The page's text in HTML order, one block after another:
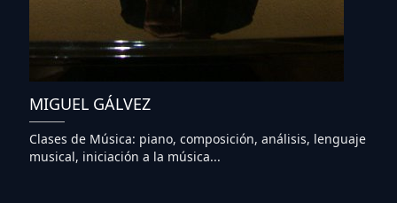
MIGUEL GÁLVEZ
Clases de Música: piano, composición, análisis, lenguaje
musical, iniciación a la música...